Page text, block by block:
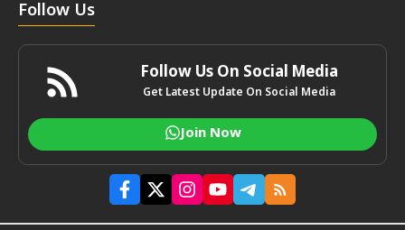
Follow Us
Follow Us On Social Media
Get Latest Update On Social Media
Join Now